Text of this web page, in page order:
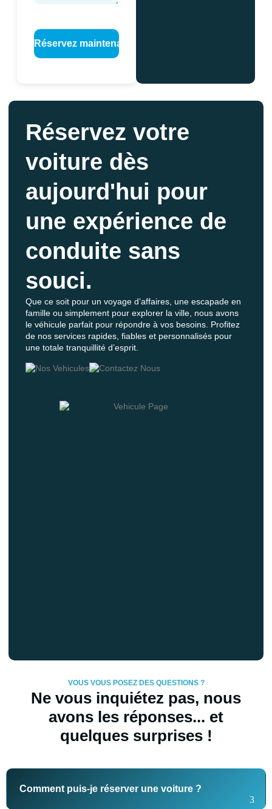
Réservez votre
voiture dès
aujourd'hui pour
une expérience de
conduite sans
souci.
Que ce soit pour un voyage d’affaires, une escapade en
famille ou simplement pour explorer la ville, nous avons
le véhicule parfait pour répondre à vos besoins. Profitez
de nos services rapides, fiables et personnalisés pour
une totale tranquillité d’esprit.
VOUS VOUS POSEZ DES QUESTIONS ?
Ne vous inquiétez pas, nous
avons les réponses... et
quelques surprises !
Comment puis-je réserver une voiture ?